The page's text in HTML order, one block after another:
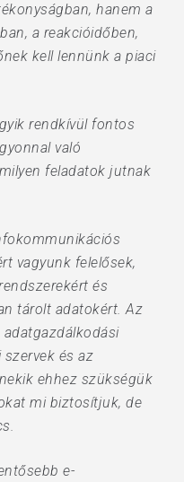
hanem a
a reakcióidőben,
kell lennünk a piaci
rendkívül fontos
való
feladatok jutnak
vagyunk felelősek,
és
tárolt adatokért. Az
és az
ehhez szükségük
mi biztosítjuk, de
e-